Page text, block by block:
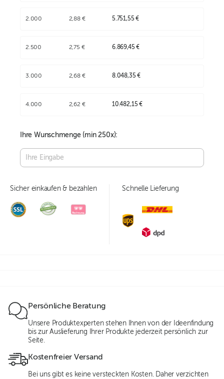
2.000 2,88 € 5.751,55 €
2.500 2,75 € 6.869,45 €
3.000 2,68 € 8.048,35 €
4.000 2,62 € 10.482,15 €
Ihre Wunschmenge (min250x):
Sicher einkaufen & bezahlen Schnelle Lieferung
Persönliche Beratung
Unsere Produktexperten stehen Ihnen von der Ideenfindung
bis zur Auslieferung Ihrer Produkte jederzeit persönlich zur
Seite.
Kostenfreier Versand
Bei uns gibt es keine versteckten Kosten. Daher verzichten